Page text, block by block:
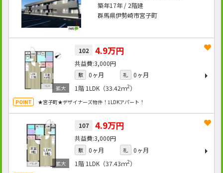
築年17年 / 2階建
群馬県伊勢崎市宮子町
102 4.9万円
3,000円
敷 0ヶ月 礼
0ヶ月
1階 1LDK（33.42ｍ2）
★宮子町★デザイナーズ物件！1LDKアパート！
107 4.9万円
3,000円
敷 0ヶ月 礼
0ヶ月
1階 1LDK（37.43ｍ2）